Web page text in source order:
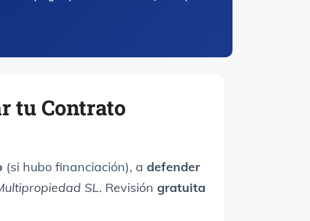
tu Contrato
(si hubo financiación), a defender
SL. Revisión gratuita